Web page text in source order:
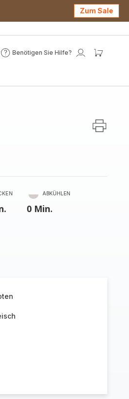
Zum Sale
Benötigen Sie Hilfe?
Benötigen
Mein
ABKÜHLEN
0 Min.